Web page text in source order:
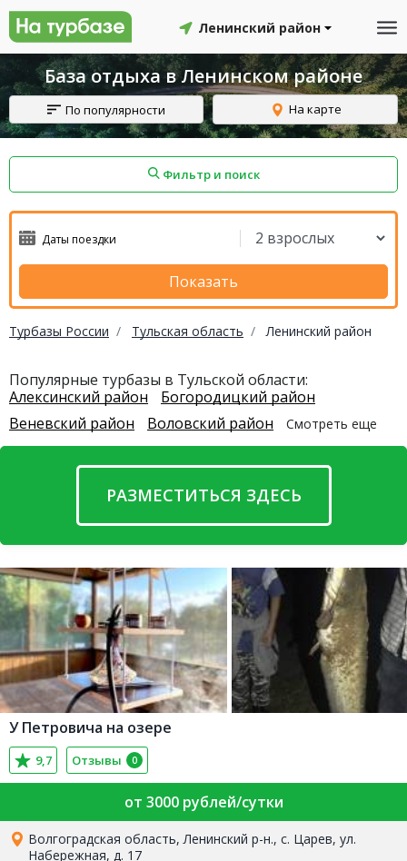
Ленинский район
База отдыха в Ленинском районе
По популярности На карте
Фильтр и поиск
Показать
Турбазы России Тульская область Ленинский район
Популярные турбазы в Тульской области:
Алексинский район
Богородицкий район
Веневский район
Воловский район Смотреть еще
РАЗМЕСТИТЬСЯ ЗДЕСЬ
У Петровича на озере
9,7 Отзывы 0
от 3000 рублей/сутки
Волгоградская область, Ленинский р-н., с. Царев, ул.
Набережная, д. 17
Смоленский район Топчихинский район
Красноборский район
Онежский район
Северодвинск Устьянский район